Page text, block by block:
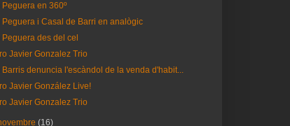
Peguera en 360º
Peguera i Casal de Barri en analògic
des del cel
Javier Gonzalez Trio
Barris denuncia l'escàndol de la venda d'habit...
Javier González Live!
Javier Gonzalez Trio
(16)